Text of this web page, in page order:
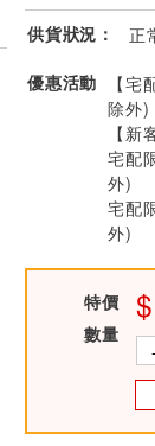
供貨狀況： 正
優惠活動
【
除外)
【
宅配
外)
宅配
外)
特價
數量
-